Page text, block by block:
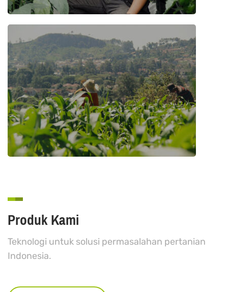
Produk Kami
Teknologi untuk solusi permasalahan pertanian
Indonesia.